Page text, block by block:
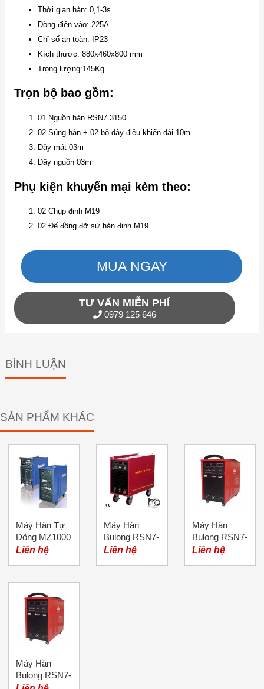
Thời gian hàn: 0,1-3s
Dòng điện vào: 225A
Chỉ số an toàn: IP23
Kích thước: 880x460x800 mm
Trọng lượng:145Kg
Trọn bộ bao gồm:
01 Nguồn hàn RSN7 3150
02 Súng hàn + 02 bộ dây điều khiển dài 10m
Dây mát 03m
Dây nguồn 03m
Phụ kiện khuyến mại kèm theo:
02 Chụp đinh M19
02 Đế đồng đỡ sứ hàn đinh M19
MUA NGAY
TƯ VẤN MIỄN PHÍ
0979 125 646
BÌNH LUẬN
SẢN PHẨM KHÁC
Máy Hàn Tự
Động MZ1000
Liên hệ
Máy Hàn
Bulong RSN7-
3150 Merkel
Liên hệ
Máy Hàn
Bulong RSN7-
1200 Merkel
Liên hệ
Máy Hàn
Bulong RSN7-